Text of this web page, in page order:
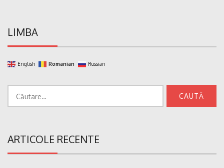
LIMBA
English Romanian Russian
ARTICOLE RECENTE